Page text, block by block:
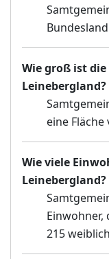
Wie groß ist
Leinebergland?
eine Fläche
Wie viele
Leinebergland?
Einwohner,
215